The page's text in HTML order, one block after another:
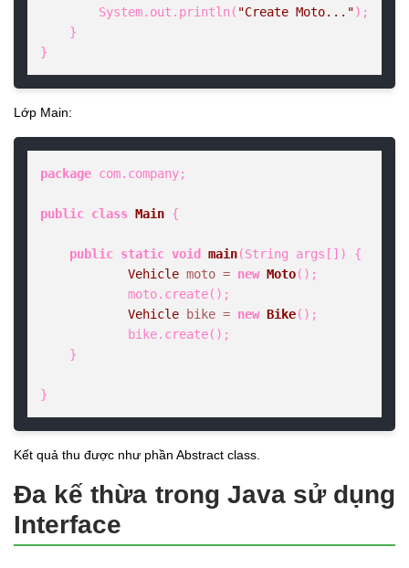
        System.out.println(
"Create Moto...");
}
Lớp Main:
package com.company;
public class Main {
public static void main(String args[])
{
Vehicle moto = new Moto();
Vehicle
bike = new Bike();
}
Kết quả thu được như phần Abstract class.
Đa kế thừa trong Java sử dụng
Interface